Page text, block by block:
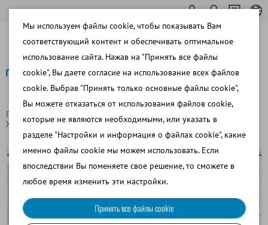
Главная страница
Программный модуль AndroVision®:
Жизнеспособность
Назад
Мы используем файлы cookie, чтобы показывать Вам
соответствующий контент и обеспечивать оптимальное
использование сайта. Нажав на "Принять все файлы
cookie", Вы даете согласие на использование всех файлов
cookie. Выбрав "Принять только основные файлы cookie",
Вы можете отказаться от использования файлов cookie,
которые не являются необходимыми, или указать в
разделе "Настройки и информация о файлах cookie", какие
именно файлы cookie мы можем использовать. Если
впоследствии Вы поменяете свое решение, то сможете в
любое время изменить эти настройки.
Принять все файлы cookie